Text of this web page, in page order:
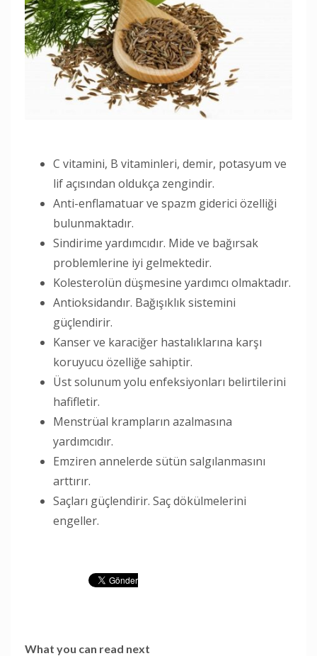
C vitamini, B vitaminleri, demir, potasyum ve
lif açısından oldukça zengindir.
Anti-enflamatuar ve spazm giderici özelliği
bulunmaktadır.
Sindirime yardımcıdır. Mide ve bağırsak
problemlerine iyi gelmektedir.
Kolesterolün düşmesine yardımcı olmaktadır.
Antioksidandır. Bağışıklık sistemini
güçlendirir.
Kanser ve karaciğer hastalıklarına karşı
koruyucu özelliğe sahiptir.
Üst solunum yolu enfeksiyonları belirtilerini
hafifletir.
Menstrüal krampların azalmasına
yardımcıdır.
Emziren annelerde sütün salgılanmasını
arttırır.
Saçları güçlendirir. Saç dökülmelerini
engeller.
What you can read next